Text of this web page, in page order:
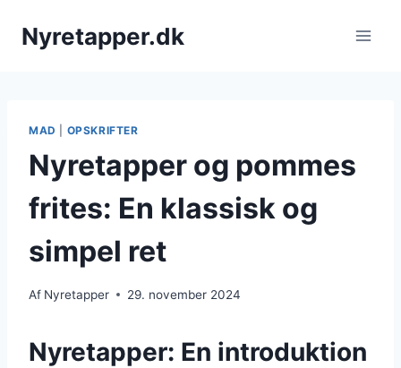
Nyretapper.dk
MAD OPSKRIFTER
Nyretapper og pommes
frites: En klassisk og
simpel ret
Af Nyretapper 29. november 2024
Nyretapper: En introduktion